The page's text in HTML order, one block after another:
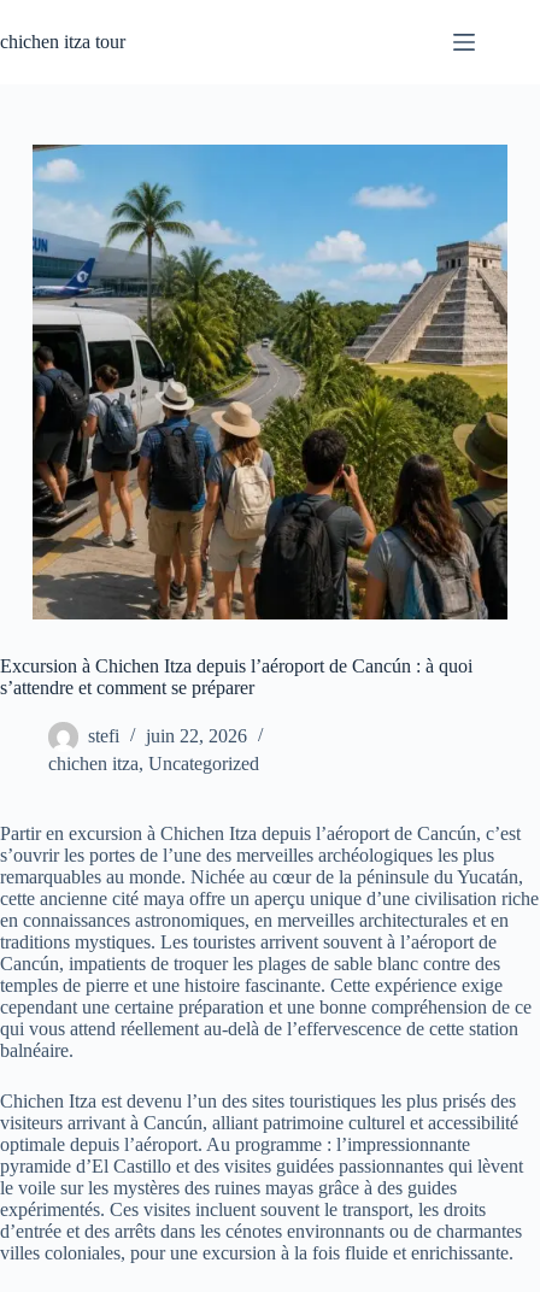
au
contenu
chichen itza tour
Excursion à Chichen Itza depuis l’aéroport de Cancún : à quoi
s’attendre et comment se préparer
stefi
juin 22, 2026
chichen itza, Uncategorized
Partir en excursion à Chichen Itza depuis l’aéroport de Cancún, c’est
s’ouvrir les portes de l’une des merveilles archéologiques les plus
remarquables au monde. Nichée au cœur de la péninsule du Yucatán,
cette ancienne cité maya offre un aperçu unique d’une civilisation riche
en connaissances astronomiques, en merveilles architecturales et en
traditions mystiques. Les touristes arrivent souvent à l’aéroport de
Cancún, impatients de troquer les plages de sable blanc contre des
temples de pierre et une histoire fascinante. Cette expérience exige
cependant une certaine préparation et une bonne compréhension de ce
qui vous attend réellement au-delà de l’effervescence de cette station
balnéaire.
Chichen Itza est devenu l’un des sites touristiques les plus prisés des
visiteurs arrivant à Cancún, alliant patrimoine culturel et accessibilité
optimale depuis l’aéroport. Au programme : l’impressionnante
pyramide d’El Castillo et des visites guidées passionnantes qui lèvent
le voile sur les mystères des ruines mayas grâce à des guides
expérimentés. Ces visites incluent souvent le transport, les droits
d’entrée et des arrêts dans les cénotes environnants ou de charmantes
villes coloniales, pour une excursion à la fois fluide et enrichissante.